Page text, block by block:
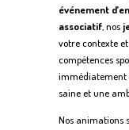
événement
associatif , nos
votre contexte
compétences
immédiatement
saine et une
Nos animations